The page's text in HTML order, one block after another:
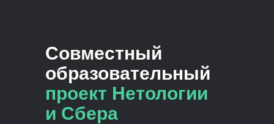
Совместный
образовательный
проект Нетологии
и Сбера